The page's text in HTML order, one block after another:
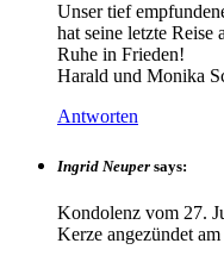
Unser tief
hat seine letzte Reise
Ruhe in Frieden!
Harald und Monika
Antworten
Ingrid Neuper says:
Kondolenz vom 27.
Kerze angezündet am